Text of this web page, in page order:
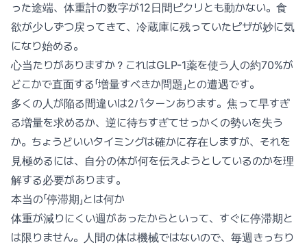
った途端、体重計の数字が12日間ピクリとも動かない。食
欲が少しずつ戻ってきて、冷蔵庫に残っていたピザが妙に気
になり始める。
心当たりがありますか？これはGLP-1薬を使う人の約70%が
どこかで直面する「増量すべきか問題」との遭遇です。
多くの人が陥る間違いは2パターンあります。焦って早すぎ
る増量を求めるか、逆に待ちすぎてせっかくの勢いを失う
か。ちょうどいいタイミングは確かに存在しますが、それを
見極めるには、自分の体が何を伝えようとしているのかを理
解する必要があります。
本当の「停滞期」とは何か
体重が減りにくい週があったからといって、すぐに停滞期と
は限りません。人間の体は機械ではないので、毎週きっちり